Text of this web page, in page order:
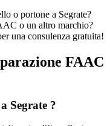
o portone a Segrate?
o un altro marchio?
una consulenza gratuita!
FAAC
Segrate ?